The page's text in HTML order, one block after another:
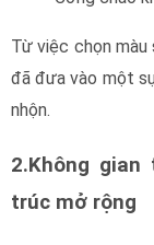
Từ việc chọn màu
đã đưa vào một
nhộn.
2.Không
trúc mở rộng